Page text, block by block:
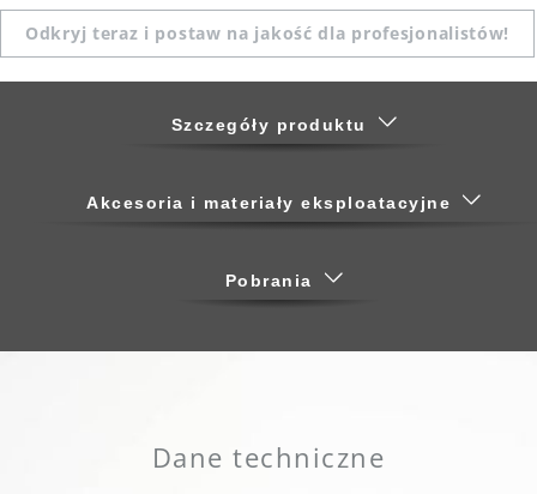
Odkryj teraz i postaw na jakość dla profesjonalistów!
Szczegóły produktu
Akcesoria i materiały eksploatacyjne
Pobrania
Dane techniczne